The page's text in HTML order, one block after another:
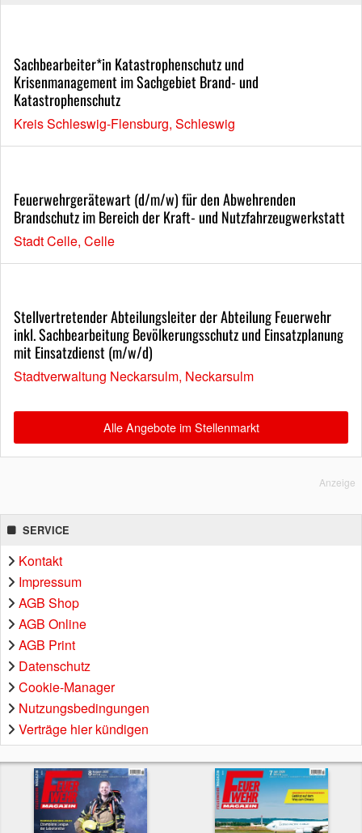
Sachbearbeiter*in Katastrophenschutz und
Krisenmanagement im Sachgebiet Brand- und
Katastrophenschutz
Kreis Schleswig-Flensburg, Schleswig
Feuerwehrgerätewart (d/m/w) für den Abwehrenden
Brandschutz im Bereich der Kraft- und Nutzfahrzeugwerkstatt
Stadt Celle, Celle
Stellvertretender Abteilungsleiter der Abteilung Feuerwehr
inkl. Sachbearbeitung Bevölkerungsschutz und Einsatzplanung
mit Einsatzdienst (m/w/d)
Stadtverwaltung Neckarsulm, Neckarsulm
Alle Angebote im Stellenmarkt
Anzeige
SERVICE
Kontakt
Impressum
AGB Shop
AGB Online
AGB Print
Datenschutz
Cookie-Manager
Nutzungsbedingungen
Verträge hier kündigen